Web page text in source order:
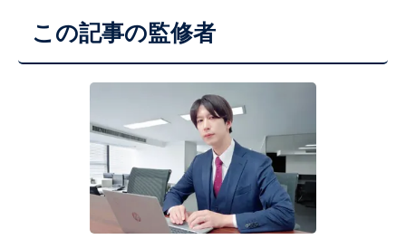
この記事の監修者